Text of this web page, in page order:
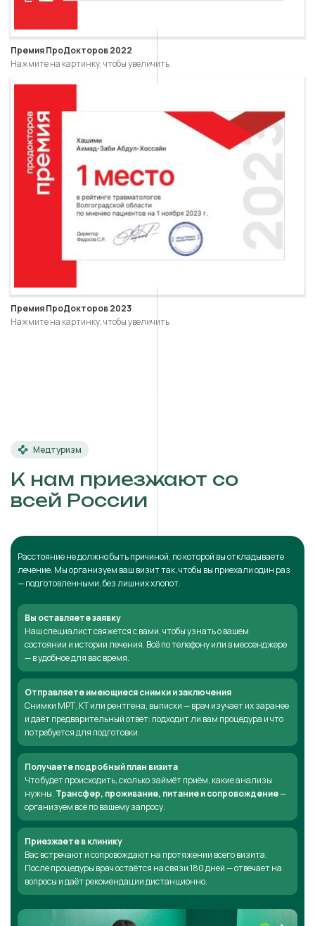
Премия ПроДокторов 2022
Нажмите на картинку, чтобы увеличить
Премия ПроДокторов 2023
Нажмите на картинку, чтобы увеличить
Медтуризм
К нам приезжают со
всей России
Расстояние не должно быть причиной, по которой вы откладываете
лечение. Мы организуем ваш визит так, чтобы вы приехали один раз
— подготовленными, без лишних хлопот.
Вы оставляете заявку
Наш специалист свяжется с вами, чтобы узнать о вашем
состоянии и истории лечения. Всё по телефону или в мессенджере
— в удобное для вас время.
Отправляете имеющиеся снимки и заключения
Снимки МРТ, КТ или рентгена, выписки — врач изучает их заранее
и даёт предварительный ответ: подходит ли вам процедура и что
потребуется для подготовки.
Получаете подробный план визита
Что будет происходить, сколько займёт приём, какие анализы
нужны. Трансфер, проживание, питание и сопровождение—
организуем всё по вашему запросу.
Приезжаете в клинику
Вас встречают и сопровождают на протяжении всего визита.
После процедуры врач остаётся на связи 180 дней — отвечает на
вопросы и даёт рекомендации дистанционно.